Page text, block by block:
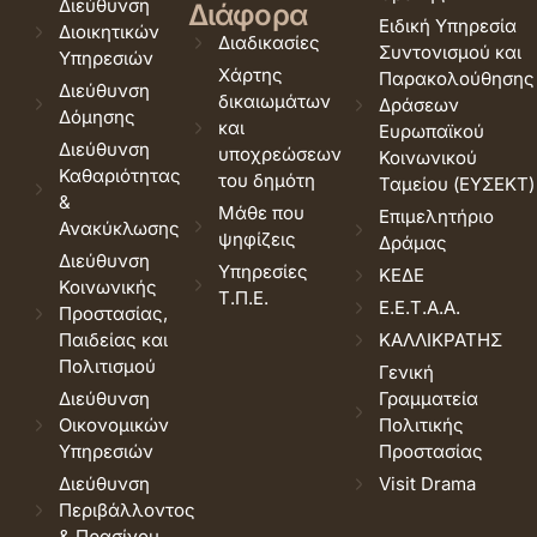
Διεύθυνση
Διοικητικών
Υπηρεσιών
Διεύθυνση
Δόμησης
Διεύθυνση
Καθαριότητας
&
Ανακύκλωσης
Διεύθυνση
Κοινωνικής
Προστασίας,
Παιδείας και
Πολιτισμού
Διεύθυνση
Οικονομικών
Υπηρεσιών
Διεύθυνση
Περιβάλλοντος
Διάφορα
Διαδικασίες
Χάρτης
δικαιωμάτων
και
υποχρεώσεων
του δημότη
Μάθε που
ψηφίζεις
Υπηρεσίες
Τ.Π.Ε.
Ειδική Υπηρεσία
Συντονισμού και
Παρακολούθησης
Δράσεων
Ευρωπαϊκού
Κοινωνικού
Ταμείου (ΕΥΣΕΚΤ)
Επιμελητήριο
Δράμας
ΚΕΔΕ
Ε.Ε.Τ.Α.Α.
ΚΑΛΛΙΚΡΑΤΗΣ
Γενική
Γραμματεία
Πολιτικής
Προστασίας
Visit Drama